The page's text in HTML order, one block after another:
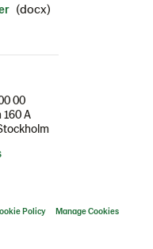
(docx)
00
A
Policy Manage Cookies